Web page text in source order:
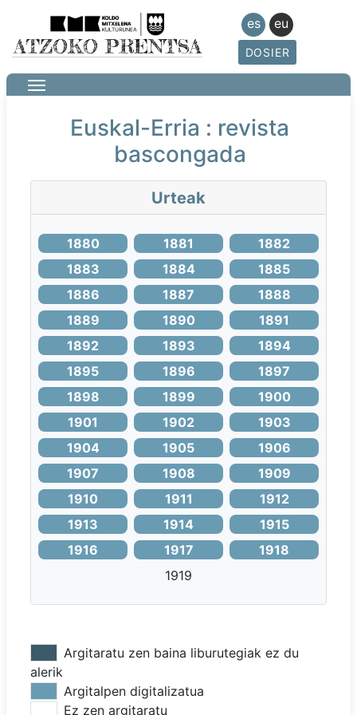
es eu
DOSIER
Euskal-Erria : revista
bascongada
Urteak
1880 1881
1882
1883
1884
1885
1886
1887
1888
1889
1890
1891
1892
1893
1894
1895
1896
1897
1898
1899
1900
1901
1902
1903
1904
1905
1906
1907
1908
1909
1910
1911
1912
1913
1914
1915
1916
1917
1918
1919
Argitaratu zen baina liburutegiak ez du
alerik
Argitalpen digitalizatua
Ez zen argitaratu